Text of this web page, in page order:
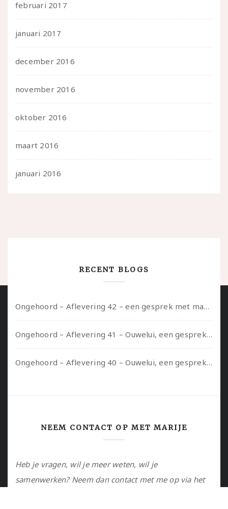
februari 2017
januari 2017
december 2016
november 2016
oktober 2016
maart 2016
januari 2016
RECENT BLOGS
Ongehoord – Aflevering 42 – een gesprek met marijn over seksueel opbloeien, het ouderschap uitvinden en verschillende leeftijden in je mee dragen
Ongehoord – Aflevering 41 – Ouwelui, een gesprek met Marcelle over polyamorie op latere leeftijd, (mantel)zorg voor je partners en seksueel plezier.
Ongehoord – Aflevering 40 – Ouwelui, een gesprek met Sadie Lune over vormende relaties en de geschiedenis van de queer pornobeweging
NEEM CONTACT OP MET MARIJE
Heb je vragen, wil je meer weten, wil je
samenwerken? Neem dan contact met me op via het